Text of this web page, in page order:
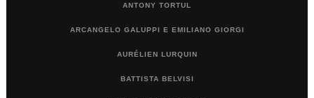
ANTONY TORTUL
ARCANGELO GALUPPI E EMILIANO GIORGI
AURÉLIEN LURQUIN
BATTISTA BELVISI